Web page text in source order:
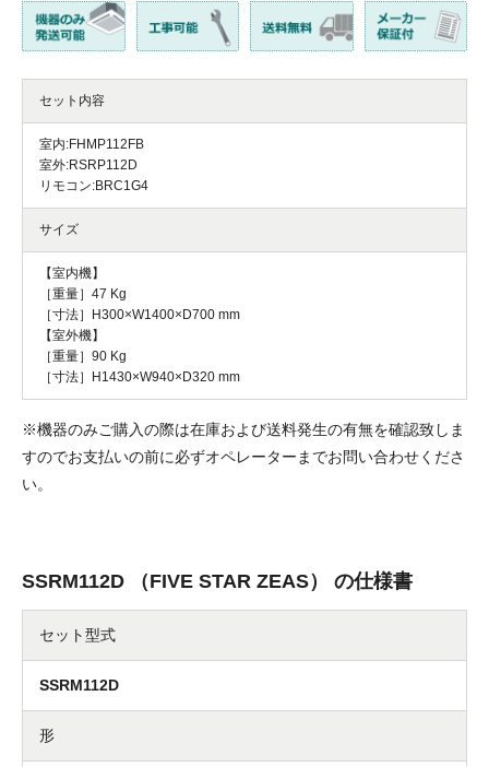
セット内容
室内:FHMP112FB
室外:RSRP112D
リモコン:BRC1G4
サイズ
【室内機】
［重量］47 Kg
［寸法］H300×W1400×D700 mm
【室外機】
［重量］90 Kg
［寸法］H1430×W940×D320 mm
※機器のみご購入の際は在庫および送料発生の有無を確認致しま
すのでお支払いの前に必ずオペレーターまでお問い合わせくださ
い。
SSRM112D （FIVE STAR ZEAS） の仕様書
セット型式
SSRM112D
形